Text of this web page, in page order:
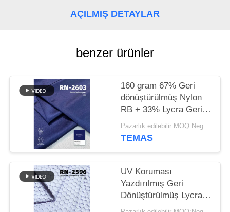
HARITASI
PRIVACY
POLICY
AÇILMIŞ DETAYLAR
benzer ürünler
160 gram 67% Geri
dönüştürülmüş Nylon
RB + 33% Lycra Geri
dönüştürülmüş Lycra
Kumaşı RN-2603
Pazarlık edilebilir MOQ:Negotiable
TEMAS
UV Koruması
Yazdırılmış Geri
Dönüştürülmüş Lycra
Kumaşı Çevreye Dostu